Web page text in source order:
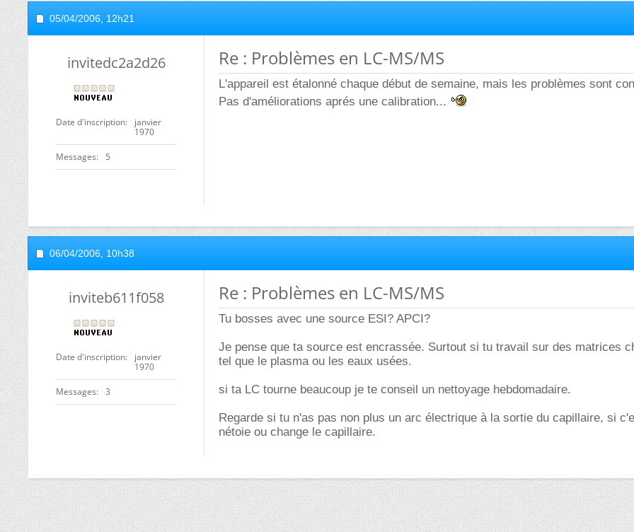
05/04/2006, 12h21
invitedc2a2d26
Date d'inscription
janvier
1970
Messages 5
Re : Problèmes en LC-MS/MS
L'appareil est étalonné chaque début de semaine, mais les problèmes sont
Pas d'améliorations aprés une calibration...
06/04/2006, 10h38
inviteb611f058
Date d'inscription
janvier
1970
Messages 3
Re : Problèmes en LC-MS/MS
Tu bosses avec une source ESI? APCI?
Je pense que ta source est encrassée. Surtout si tu travail sur des matrices
tel que le plasma ou les eaux usées.
si ta LC tourne beaucoup je te conseil un nettoyage hebdomadaire.
Regarde si tu n'as pas non plus un arc électrique à la sortie du capillaire, si
nétoie ou change le capillaire.